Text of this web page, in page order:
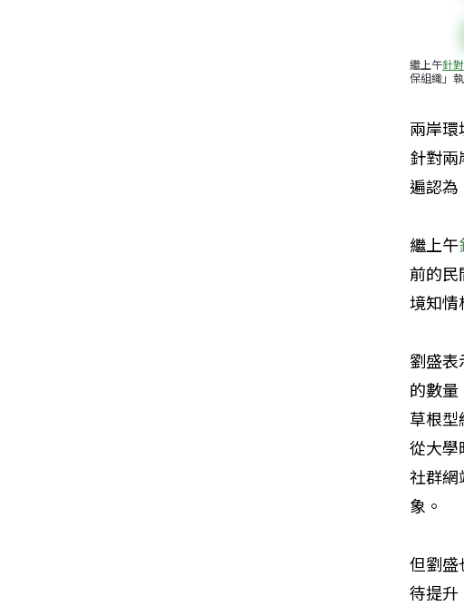
繼上午針
保組織」
兩岸環
針對
遍認為
繼上午
前的
境知情
劉盛
的數
草根
從大學
社群網
象。
但劉盛
待提升